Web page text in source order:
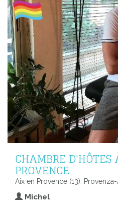
CHAMBRE
PROVENCE
Aix en Provence (13),
Michel